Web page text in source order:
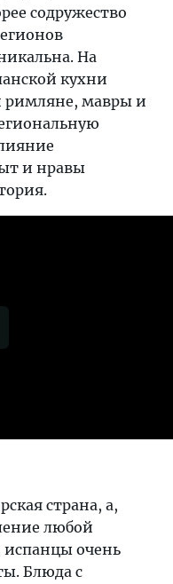
содружество
На
кухни
римляне, мавры и
и нравы
страна, а,
любой
очень
Блюда с